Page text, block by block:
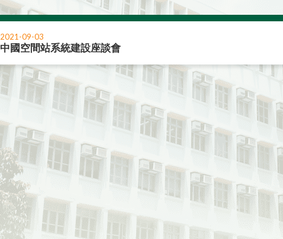
2021-09-03
中國空間站系統建設座談會